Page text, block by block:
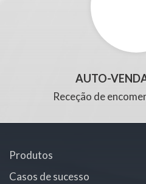
AUTO-
Receção de
Produtos
Casos de sucesso